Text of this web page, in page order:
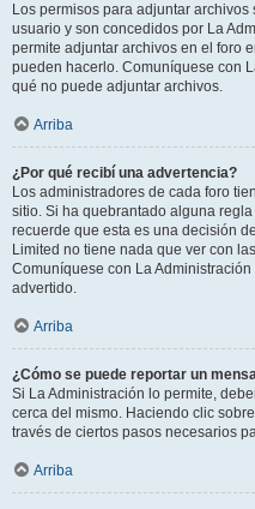
Los permisos para adjuntar
usuario y son concedidos por La
permite adjuntar archivos en el foro
pueden hacerlo. Comuníquese con
qué no puede adjuntar archivos.
Arriba
¿Por qué recibí una advertencia?
Los administradores de cada foro
sitio. Si ha quebrantado alguna
recuerde que esta es una decisión
Limited no tiene nada que ver con
Comuníquese con La
advertido.
Arriba
¿Cómo se puede reportar un
Si La Administración lo permite,
cerca del mismo. Haciendo clic
través de ciertos pasos necesarios
Arriba